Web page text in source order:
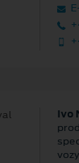
Ivo
vozy